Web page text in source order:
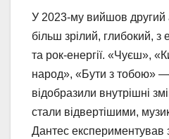
У 2023-му вийшов
більш зрілий, глибокий,
та рок-енергії. «Чуєш»,
народ», «Бути з тобою» —
відобразили внутрішні
стали відвертішими,
Дантес експериментував